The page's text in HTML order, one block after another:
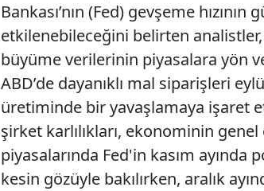
Bankası’nın (Fed) gevşeme
etkilenebileceğini belirten
büyüme verilerinin piyasalara yön
ABD’de dayanıklı mal siparişleri
üretiminde bir yavaşlamaya işaret
şirket karlılıkları, ekonominin genel
piyasalarında Fed'in kasım
kesin gözüyle bakılırken, aralık